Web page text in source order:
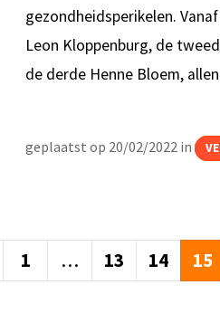
gezondheidsperikelen.
Leon Kloppenburg, de
de derde Henne Bloem,
geplaatst op 20/02/2022 in
1 … 13 14 15